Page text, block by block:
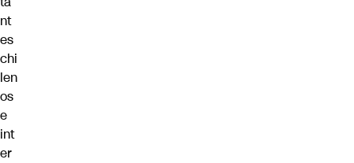
nt
es
chi
len
os
e
int
er